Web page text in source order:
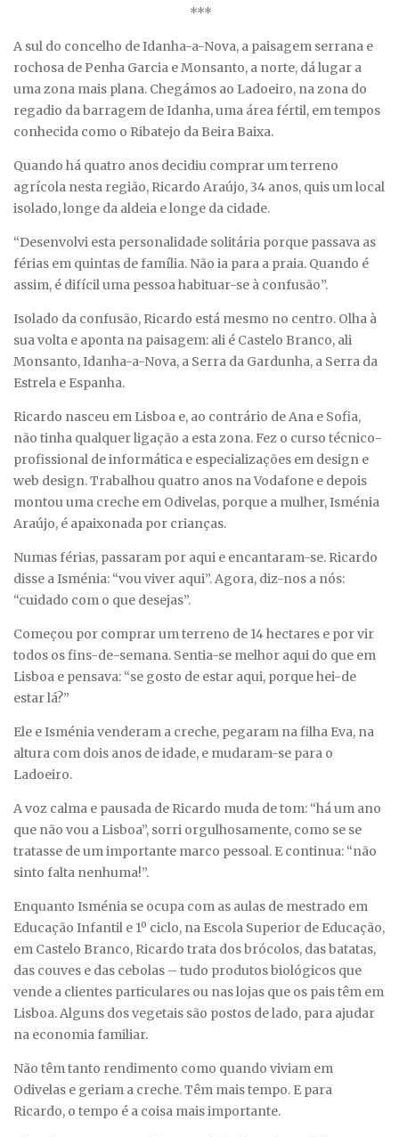
***
A sul do concelho de Idanha-a-Nova, a paisagem serrana e
rochosa de Penha Garcia e Monsanto, a norte, dá lugar a
uma zona mais plana. Chegámos ao Ladoeiro, na zona do
regadio da barragem de Idanha, uma área fértil, em tempos
conhecida como o Ribatejo da Beira Baixa.
Quando há quatro anos decidiu comprar um terreno
agrícola nesta região, Ricardo Araújo, 34 anos, quis um local
isolado, longe da aldeia e longe da cidade.
“Desenvolvi esta personalidade solitária porque passava as
férias em quintas de família. Não ia para a praia. Quando é
assim, é difícil uma pessoa habituar-se à confusão”.
Isolado da confusão, Ricardo está mesmo no centro. Olha à
sua volta e aponta na paisagem: ali é Castelo Branco, ali
Monsanto, Idanha-a-Nova, a Serra da Gardunha, a Serra da
Estrela e Espanha.
Ricardo nasceu em Lisboa e, ao contrário de Ana e Sofia,
não tinha qualquer ligação a esta zona. Fez o curso técnico-
profissional de informática e especializações em design e
web design. Trabalhou quatro anos na Vodafone e depois
montou uma creche em Odivelas, porque a mulher, Isménia
Araújo, é apaixonada por crianças.
Numas férias, passaram por aqui e encantaram-se. Ricardo
disse a Isménia: “vou viver aqui”. Agora, diz-nos a nós:
“cuidado com o que desejas”.
Começou por comprar um terreno de 14 hectares e por vir
todos os fins-de-semana. Sentia-se melhor aqui do que em
Lisboa e pensava: “se gosto de estar aqui, porque hei-de
estar lá?”
Ele e Isménia venderam a creche, pegaram na filha Eva, na
altura com dois anos de idade, e mudaram-se para o
Ladoeiro.
A voz calma e pausada de Ricardo muda de tom: “há um ano
que não vou a Lisboa”, sorri orgulhosamente, como se se
tratasse de um importante marco pessoal. E continua: “não
sinto falta nenhuma!”.
Enquanto Isménia se ocupa com as aulas de mestrado em
Educação Infantil e 1º ciclo, na Escola Superior de Educação,
em Castelo Branco, Ricardo trata dos brócolos, das batatas,
das couves e das cebolas – tudo produtos biológicos que
vende a clientes particulares ou nas lojas que os pais têm em
Lisboa. Alguns dos vegetais são postos de lado, para ajudar
na economia familiar.
Não têm tanto rendimento como quando viviam em
Odivelas e geriam a creche. Têm mais tempo. E para
Ricardo, o tempo é a coisa mais importante.